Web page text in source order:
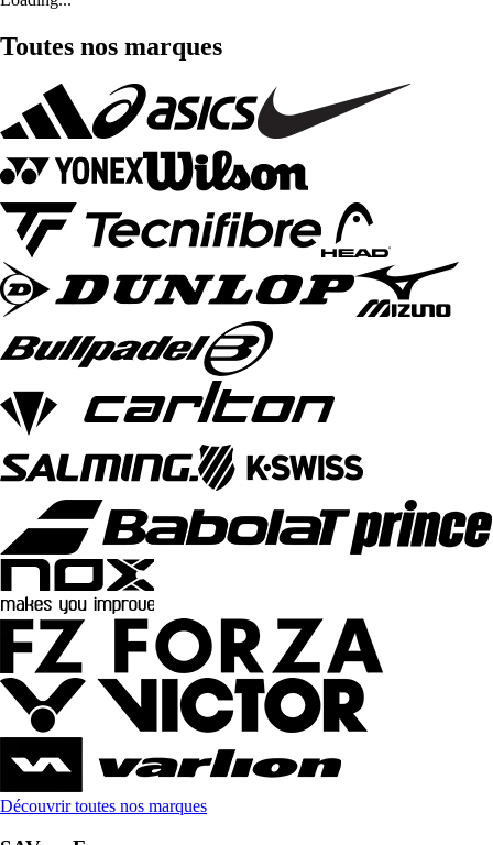
Toutes nos marques
Découvrir toutes nos marques